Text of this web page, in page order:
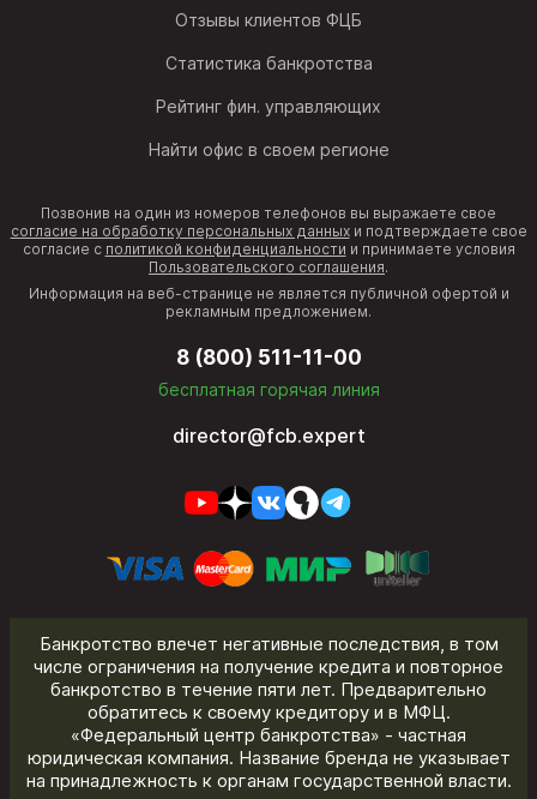
Отзывы клиентов ФЦБ
Статистика банкротства
Рейтинг фин. управляющих
Найти офис в своем регионе
Позвонив на один из номеров телефонов вы выражаете свое
согласие на обработку персональных данныхи подтверждаете свое
согласие с политикой конфиденциальности и принимаете условия
Пользовательского соглашения.
Информация на веб-странице не является публичной офертой и
рекламным предложением.
8 (800) 511-11-00
бесплатная горячая линия
director@fcb.expert
Банкротство влечет негативные последствия, в том
числе ограничения на получение кредита и повторное
банкротство в течение пяти лет. Предварительно
обратитесь к своему кредитору и в МФЦ.
«Федеральный центр банкротства» - частная
юридическая компания. Название бренда не указывает
на принадлежность к органам государственной власти.